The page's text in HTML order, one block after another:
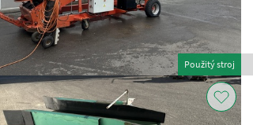
Použitý stroj